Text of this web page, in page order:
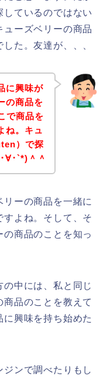
しているのではない
ーズベリーの商品
た。友達が、、、
に興味が
の商品を
で商品を
ね。キュ
）で探
∀･`*)＾＾
ーの商品を一緒に
よね。そして、そ
商品のことを知っ
中には、私と同じ
品のことを教えて
に興味を持ち始めた
ンで調べたりもし